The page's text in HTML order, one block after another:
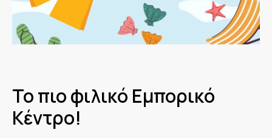
Το πιο φιλικό Εμπορικό
Κέντρο!